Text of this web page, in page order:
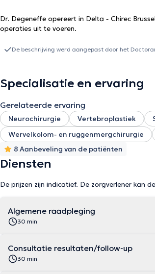
Dr. Degeneffe opereert in Delta - Chirec
operaties uit te voeren.
De beschrijving werd aangepast door het
Specialisatie en ervaring
Gerelateerde ervaring
Neurochirurgie Vertebroplastiek
Wervelkolom- en ruggenmergchirurgie
8 Aanbeveling van de patiënten
Diensten
De prijzen zijn indicatief. De zorgverlener kan
Algemene raadpleging
30 min
Consultatie resultaten/follow-up
30 min